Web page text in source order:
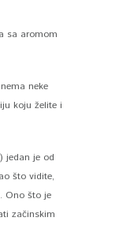
neke
koju želite i
) jedan je od
što vidite,
Ono što je
začinskim